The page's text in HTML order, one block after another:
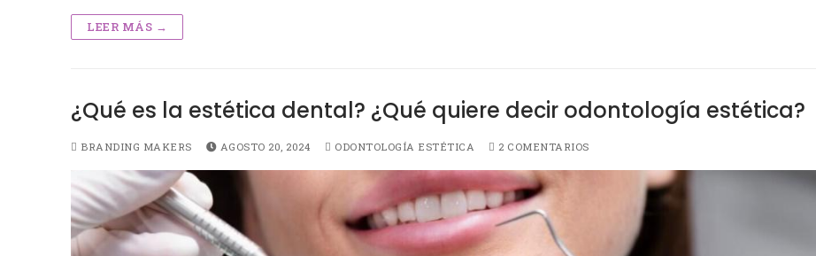
LEER MÁS →
¿Qué es la estética dental? ¿Qué quiere decir odontología estética?
BRANDING MAKERS AGOSTO 20, 2024 ODONTOLOGÍA ESTÉTICA 2 COMENTARIOS